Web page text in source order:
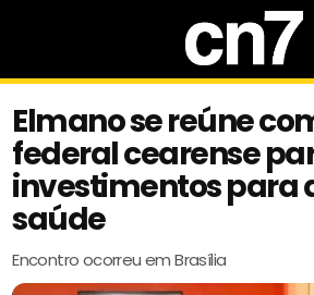
Elmano se reúne
federal cearense
investimentos para
saúde
Encontro ocorreu em Brasília